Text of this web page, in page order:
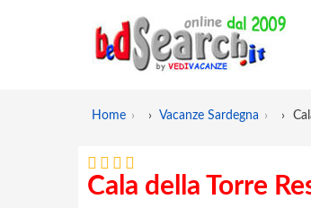
Home › Vacanze Sardegna ›
Cala della Torre